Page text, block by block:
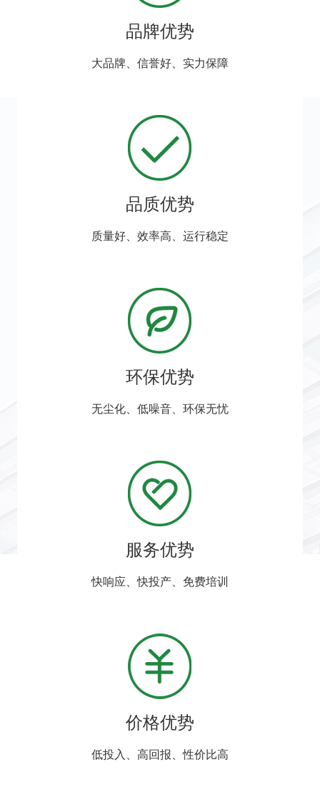
品牌优势
大品牌、信誉好、实力保障
品质优势
质量好、效率高、运行稳定
环保优势
无尘化、低噪音、环保无忧
服务优势
快响应、快投产、免费培训
价格优势
低投入、高回报、性价比高